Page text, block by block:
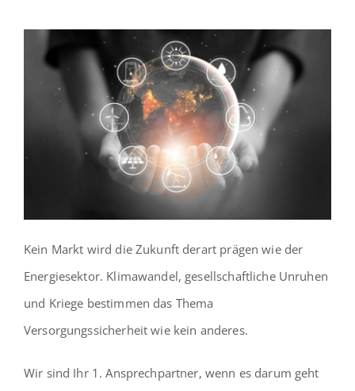
Kein Markt wird die Zukunft derart prägen wie der
Energiesektor. Klimawandel, gesellschaftliche Unruhen
und Kriege bestimmen das Thema
Versorgungssicherheit wie kein anderes.
Wir sind Ihr 1. Ansprechpartner, wenn es darum geht